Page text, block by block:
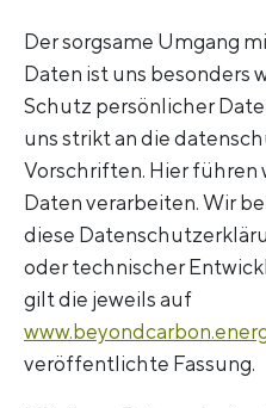
Der sorgsame Umgang
Daten ist uns besonders
Schutz persönlicher
uns strikt an die
Vorschriften. Hier führen
Daten verarbeiten. Wir
diese
oder technischer
gilt die jeweils auf
veröffentlichte Fassung.